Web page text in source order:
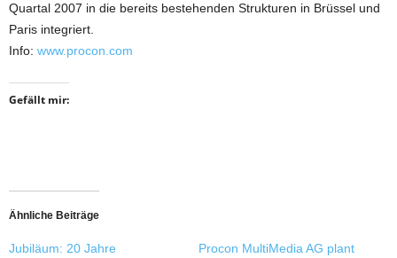
Quartal 2007 in die bereits bestehenden Strukturen in Brüssel und
Paris integriert.
Info: www.procon.com
Gefällt mir:
Ähnliche Beiträge
Jubiläum: 20 Jahre
Procon MultiMedia AG plant